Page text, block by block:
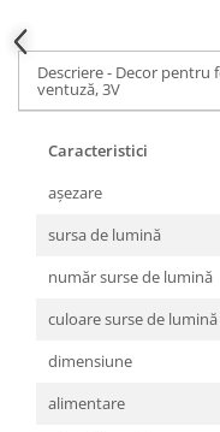
Descriere - Decor pentru
ventuză, 3V
Caracteristici
aşezare
sursa de lumină
număr surse de lumină
culoare surse de lumină
dimensiune
alimentare